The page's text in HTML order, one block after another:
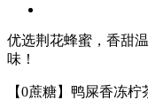
优选荆花蜂蜜，香甜
味！
【0蔗糖】鸭屎香冻柠